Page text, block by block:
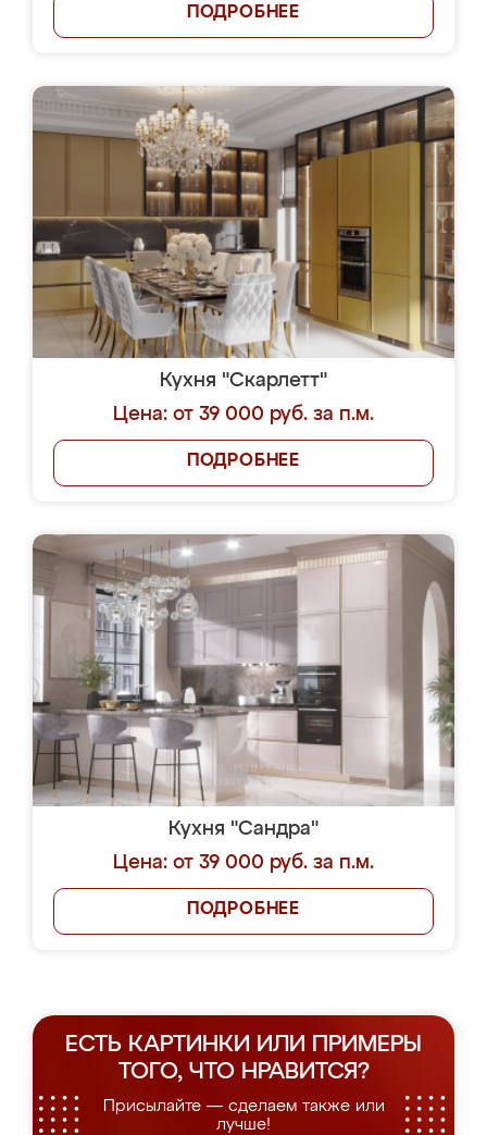
ПОДРОБНЕЕ
Кухня "Скарлетт"
Цена: от 39 000 руб. за п.м.
ПОДРОБНЕЕ
Кухня "Сандра"
Цена: от 39 000 руб. за п.м.
ПОДРОБНЕЕ
ЕСТЬ КАРТИНКИ ИЛИ ПРИМЕРЫ
ТОГО, ЧТО НРАВИТСЯ?
Присылайте — сделаем также или
лучше!